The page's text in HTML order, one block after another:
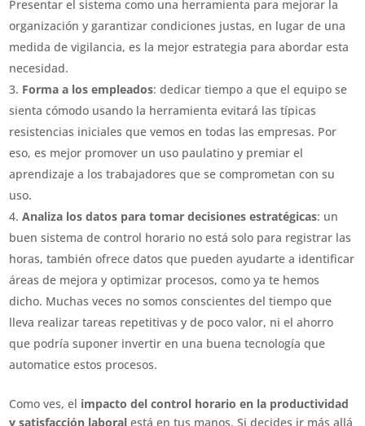
Presentar el sistema como una herramienta para mejorar la
organización y garantizar condiciones justas, en lugar de una
medida de vigilancia, es la mejor estrategia para abordar esta
necesidad.
Forma a los empleados: dedicar tiempo a que el equipo se
sienta cómodo usando la herramienta evitará las típicas
resistencias iniciales que vemos en todas las empresas. Por
eso, es mejor promover un uso paulatino y premiar el
aprendizaje a los trabajadores que se comprometan con su
uso.
Analiza los datos para tomar decisiones estratégicas: un
buen sistema de control horario no está solo para registrar las
horas, también ofrece datos que pueden ayudarte a identificar
áreas de mejora y optimizar procesos, como ya te hemos
dicho. Muchas veces no somos conscientes del tiempo que
lleva realizar tareas repetitivas y de poco valor, ni el ahorro
que podría suponer invertir en una buena tecnología que
automatice estos procesos.
Como ves, el impacto del control horario en la productividad
y satisfacción laboral está en tus manos. Si decides ir más allá